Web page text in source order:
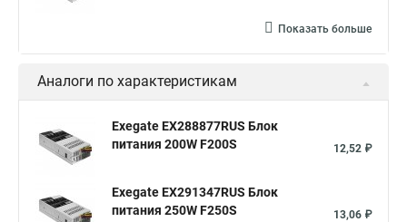
Показать больше
Аналоги по характеристикам
Exegate EX288877RUS Блок
питания 200W F200S
12,52 ₽
Exegate EX291347RUS Блок
питания 250W F250S
13,06 ₽